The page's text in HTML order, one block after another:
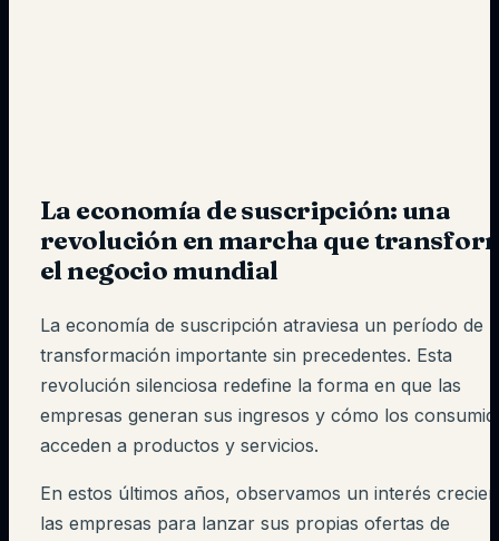
La economía de suscripción: una
revolución en marcha que
el negocio mundial
La economía de suscripción atraviesa un período de
transformación importante sin precedentes. Esta
revolución silenciosa redefine la forma en que las
empresas generan sus ingresos y cómo los
acceden a productos y servicios.
En estos últimos años, observamos un interés
las empresas para lanzar sus propias ofertas de